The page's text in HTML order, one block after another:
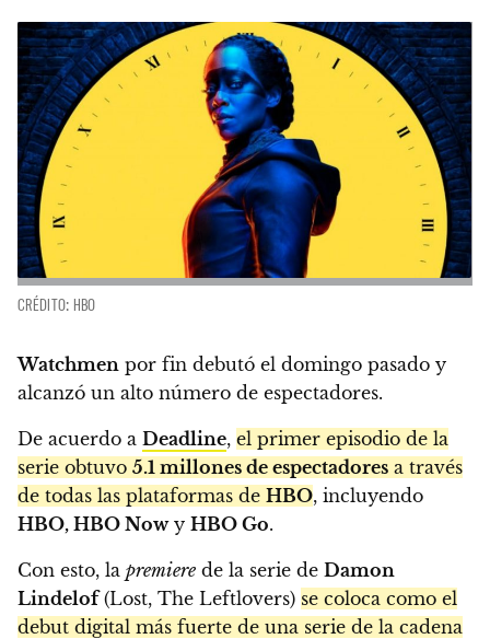
CRÉDITO: HBO
Watchmen por fin debutó el domingo pasado y
alcanzó un alto número de espectadores.
De acuerdo a Deadline, el primer episodio de la
serie obtuvo 5.1 millones de espectadores a través
de todas las plataformas de HBO, incluyendo
HBO, HBO Nowy HBO Go.
Con esto, la premiere de la serie de Damon
Lindelof(Lost, The Leftlovers) se coloca como el
debut digital más fuerte de una serie de la cadena